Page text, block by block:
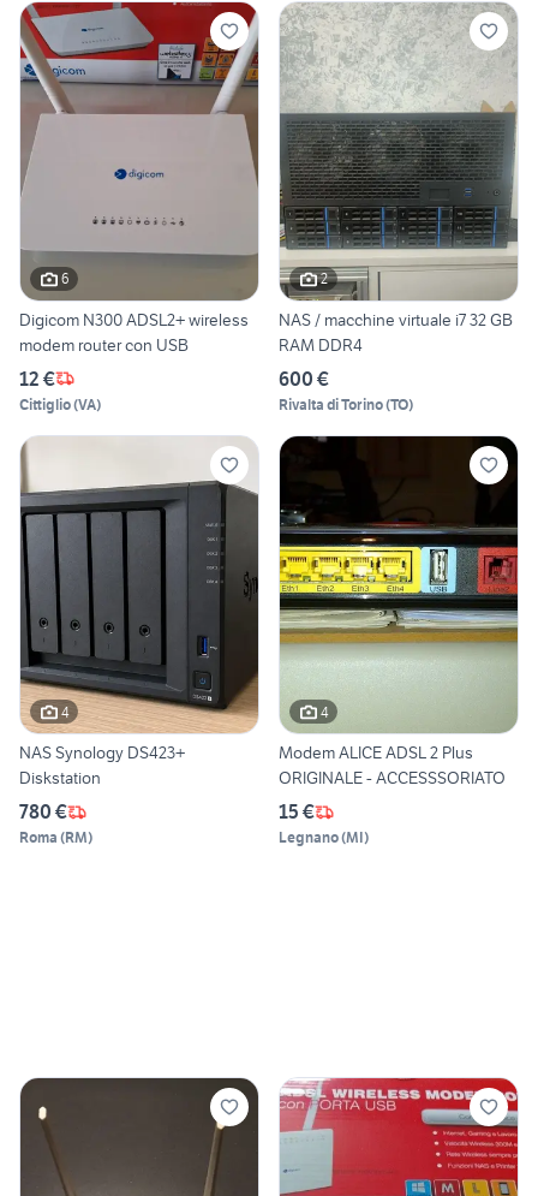
6
Digicom N300 ADSL2+ wireless
modem router con USB
12 €
Cittiglio(VA)
2
NAS / macchine virtuale i7 32 GB
RAM DDR4
600 €
Rivalta di Torino(TO)
4
NAS Synology DS423+
Diskstation
780 €
Roma (RM)
4
Modem ALICE ADSL 2 Plus
ORIGINALE - ACCESSSORIATO
15 €
Legnano(MI)